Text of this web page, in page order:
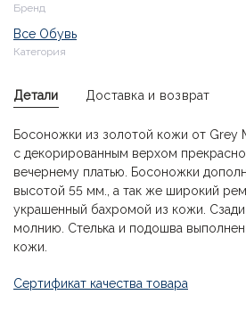
Бренд
Все Обувь
Категория
Детали Доставка и возврат
Босоножки из золотой кожи от Grey
с декорированным верхом
вечернему платью. Босоножки
высотой 55 мм., а так же широкий
украшенный бахромой из кожи. Сзади
молнию. Стелька и подошва
кожи.
Сертификат качества товара